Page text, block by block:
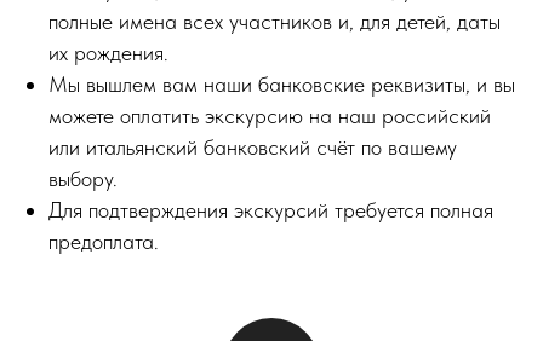
полные имена всех участников и, для детей, даты
их рождения.
Мы вышлем вам наши банковские реквизиты, и вы
можете оплатить экскурсию на наш российский
или итальянский банковский счёт по вашему
выбору.
Для подтверждения экскурсий требуется полная
предоплата.